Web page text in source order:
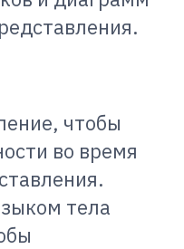
чтобы
во время
тела